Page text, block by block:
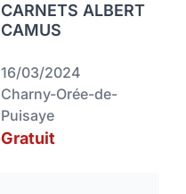
CARNETS ALBERT
CAMUS
16/03/2024
Charny-Orée-de-
Puisaye
Gratuit